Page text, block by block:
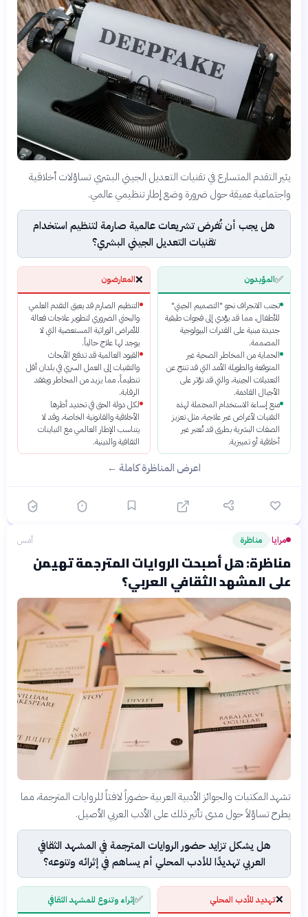
يثير التقدم المتسارع في تقنيات التعديل الجيني البشري تساؤلات أخلاقية
واجتماعية عميقة حول ضرورة وضع إطار تنظيمي عالمي.
هل يجب أن تُفرض تشريعات عالمية صارمة لتنظيم استخدام
تقنيات التعديل الجيني البشري؟
✅المؤيدون
تجنب الانجراف نحو "التصميم الجيني"
للأطفال، مما قد يؤدي إلى فجوات طبقية
جديدة مبنية على القدرات البيولوجية
المصممة.
الحماية من المخاطر الصحية غير
المتوقعة والطويلة الأمد التي قد تنتج عن
التعديلات الجينية، والتي قد تؤثر على
الأجيال القادمة.
منع إساءة الاستخدام المحتملة لهذه
التقنيات لأغراض غير علاجية، مثل تعزيز
الصفات البشرية بطرق قد تُعتبر غير
أخلاقية أو تمييزية.
❌المعارضون
التنظيم الصارم قد يعيق التقدم العلمي
والبحثي الضروري لتطوير علاجات فعالة
للأمراض الوراثية المستعصية التي لا
يوجد لها علاج حالياً.
القيود العالمية قد تدفع الأبحاث
والتقنيات إلى العمل السري في بلدان أقل
تنظيماً، مما يزيد من المخاطر ويفقد
الرقابة.
لكل دولة الحق في تحديد أطرها
الأخلاقية والقانونية الخاصة، وقد لا
يتناسب الإطار العالمي مع التباينات
الثقافية والدينية.
اعرض المناظرة كاملة ←
مرايا› مناظرة أمس
مناظرة: هل أصبحت الروايات المترجمة تهيمن
على المشهد الثقافي العربي؟
تشهد المكتبات والجوائز الأدبية العربية حضوراً لافتاً للروايات المترجمة، مما
يطرح تساؤلاً حول مدى تأثير ذلك على الأدب العربي الأصيل.
هل يشكل تزايد حضور الروايات المترجمة في المشهد الثقافي
العربي تهديدًا للأدب المحلي أم يساهم في إثرائه وتنوعه؟
❌تهديد للأدب المحلي ✅إثراء وتنوع للمشهد الثقافي